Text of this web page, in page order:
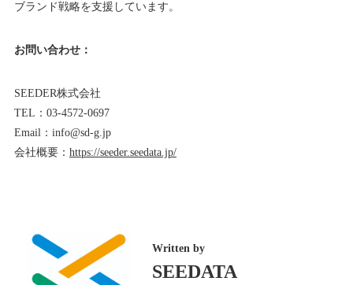
Written by
SEEDATA
ブランド戦略を支援しています。
お問い合わせ：
SEEDER株式会社
TEL：03-4572-0697
Email：info@sd-g.jp
会社概要： https://seeder.seedata.jp/